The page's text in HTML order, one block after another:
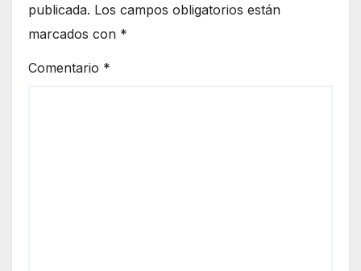
publicada. Los campos obligatorios están
marcados con *
Comentario *